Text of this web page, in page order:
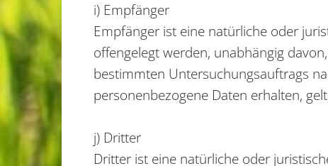
i) Empfänger
Empfänger ist eine natürliche oder
offengelegt werden, unabhängig
bestimmten Untersuchungsauftrags
personenbezogene Daten erhalten,
j) Dritter
Dritter ist eine natürliche oder